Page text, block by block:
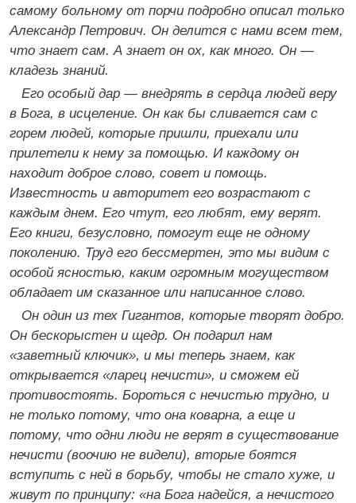
самому больному от порчи подробно описал только
Александр Петрович. Он делится с нами всем тем,
что знает сам. А знает он ох, как много. Он —
кладезь знаний.
Его особый дар — внедрять в сердца людей веру
в Бога, в исцеление. Он как бы сливается сам с
горем людей, которые пришли, приехали или
прилетели к нему за помощью. И каждому он
находит доброе слово, совет и помощь.
Известность и авторитет его возрастают с
каждым днем. Его чтут, его любят, ему верят.
Его книги, безусловно, помогут еще не одному
поколению. Труд его бессмертен, это мы видим с
особой ясностью, каким огромным могуществом
обладает им сказанное или написанное слово.
Он один из тех Гигантов, которые творят добро.
Он бескорыстен и щедр. Он подарил нам
«заветный ключик», и мы теперь знаем, как
открывается «ларец нечисти», и сможем ей
противостоять. Бороться с нечистью трудно, и
не только потому, что она коварна, а еще и
потому, что одни люди не верят в существование
нечисти (воочию не видели), вторые боятся
вступить с ней в борьбу, чтобы не стало хуже, и
живут по принципу: «на Бога надейся, а нечистого